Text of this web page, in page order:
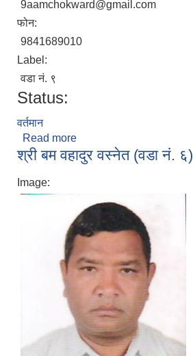
9aamchokward@gmail.com
फोन:
9841689010
Label:
वडा नं. ९
Status:
वर्तमान
Read more
श्री बम वहादुर वस्नेत (वडा नं. ६)
Image: